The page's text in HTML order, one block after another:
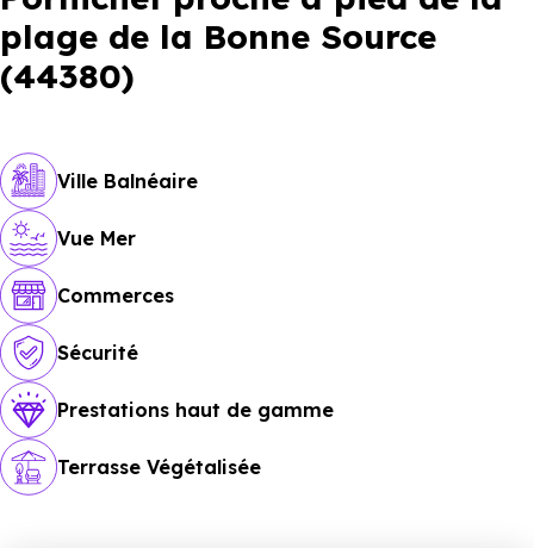
plage de la Bonne Source
(44380)
Ville Balnéaire
Vue Mer
Commerces
Sécurité
Prestations haut de gamme
Terrasse Végétalisée